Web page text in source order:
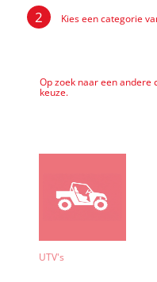
Kies een categorie
Op zoek naar een andere
keuze.
UTV's